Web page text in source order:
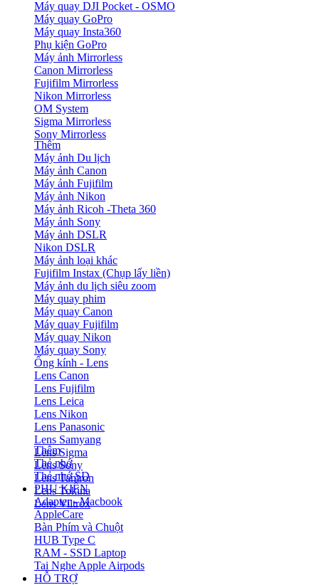
Máy quay DJI Pocket - OSMO
Máy quay GoPro
Máy quay Insta360
Phụ kiện GoPro
Máy ảnh Mirrorless
Canon Mirrorless
Fujifilm Mirrorless
Nikon Mirrorless
OM System
Sigma Mirrorless
Sony Mirrorless
Thêm
Máy ảnh Du lịch
Máy ảnh Canon
Máy ảnh Fujifilm
Máy ảnh Nikon
Máy ảnh Ricoh -Theta 360
Máy ảnh Sony
Máy ảnh DSLR
Nikon DSLR
Máy ảnh loại khác
Fujifilm Instax (Chụp lấy liền)
Máy ảnh du lịch siêu zoom
Máy quay phim
Máy quay Canon
Máy quay Fujifilm
Máy quay Nikon
Máy quay Sony
Ống kính - Lens
Lens Canon
Lens Fujifilm
Lens Leica
Lens Nikon
Lens Panasonic
Lens Samyang
Lens Sigma
Lens Sony
Lens Tamron
Lens Tokina
Lens Viltrox
Thêm
Thẻ nhớ
Thẻ nhớ SD
PHỤ KIỆN
Adapter - Macbook
AppleCare
Bàn Phím và Chuột
HUB Type C
RAM - SSD Laptop
Tai Nghe Apple Airpods
HỖ TRỢ